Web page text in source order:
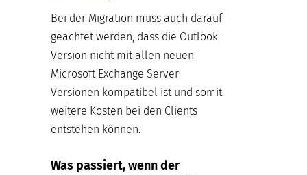
Bei der Migration muss auch darauf
geachtet werden, dass die Outlook
Version nicht mit allen neuen
Microsoft Exchange Server
Versionen kompatibel ist und somit
weitere Kosten bei den Clients
entstehen können.
Was passiert, wenn der